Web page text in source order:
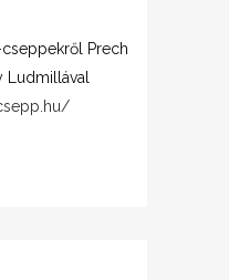
Prech
Ludmillával